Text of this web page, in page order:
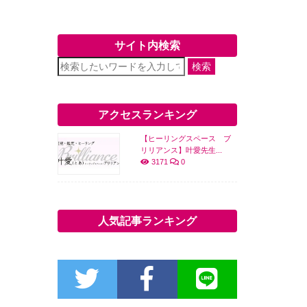
サイト内検索
検索
アクセスランキング
【ヒーリングスペース ブ
リリアンス】叶愛先生...
3171
0
人気記事ランキング